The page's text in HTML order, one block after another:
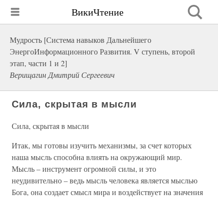
ВикиЧтение
Мудрость [Система навыков Дальнейшего
ЭнергоИнформационного Развития. V ступень, второй
этап, части 1 и 2]
Верищагин Дмитрий Сергеевич
Сила, скрытая в мысли
Сила, скрытая в мысли
Итак, мы готовы изучить механизмы, за счет которых
наша мысль способна влиять на окружающий мир.
Мысль – инструмент огромной силы, и это
неудивительно – ведь мысль человека является мыслью
Бога, она создает смысл мира и воздействует на значения